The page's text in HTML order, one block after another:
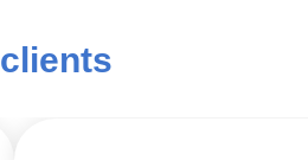
clients